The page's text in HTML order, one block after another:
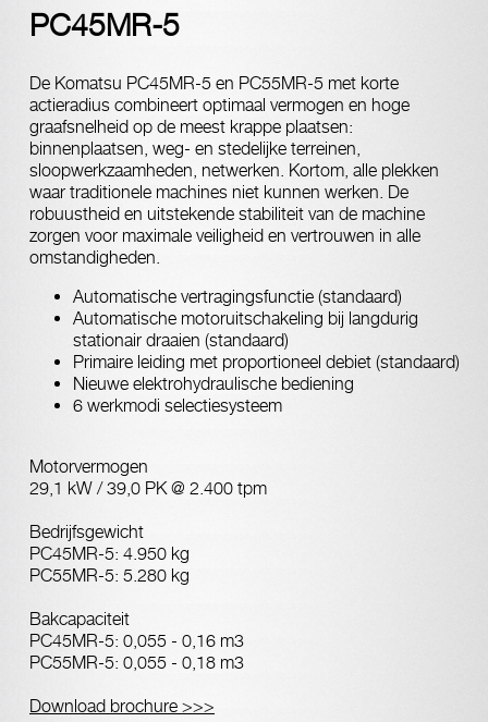
PC45MR-5
De Komatsu PC45MR-5 en PC55MR-5 met korte
actieradius combineert optimaal vermogen en hoge
graafsnelheid op de meest krappe plaatsen:
binnenplaatsen, weg- en stedelijke terreinen,
sloopwerkzaamheden, netwerken. Kortom, alle plekken
waar traditionele machines niet kunnen werken. De
robuustheid en uitstekende stabiliteit van de machine
zorgen voor maximale veiligheid en vertrouwen in alle
omstandigheden.
Automatische vertragingsfunctie (standaard)
Automatische motoruitschakeling bij langdurig
stationair draaien (standaard)
Primaire leiding met proportioneel debiet (standaard)
Nieuwe elektrohydraulische bediening
6 werkmodi selectiesysteem
Motorvermogen
29,1 kW / 39,0 PK @ 2.400 tpm
Bedrijfsgewicht
PC45MR-5: 4.950 kg
PC55MR-5: 5.280 kg
Bakcapaciteit
PC45MR-5: 0,055 - 0,16 m3
PC55MR-5: 0,055 - 0,18 m3
Download brochure >>>